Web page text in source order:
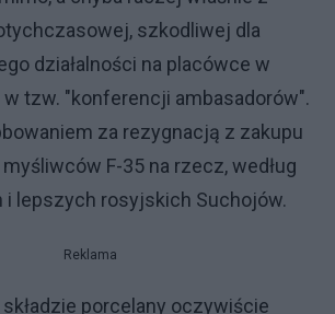
szkodliwej dla
działalności na placówce w
tzw. "konferencji ambasadorów".
za rezygnacją z zakupu
F-35 na rzecz, według
i lepszych rosyjskich Suchojów.
Reklama
składzie porcelany oczywiście